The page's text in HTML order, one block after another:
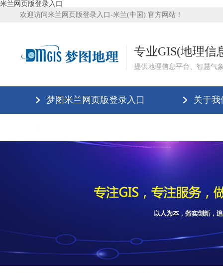
米兰网页版登录入口
欢迎访问米兰网页版登录入口-米兰(中国) 官方网站！
专业GIS(地理信
提供地理信息平台、智慧气
梦图米兰网页版登录入口 关于我